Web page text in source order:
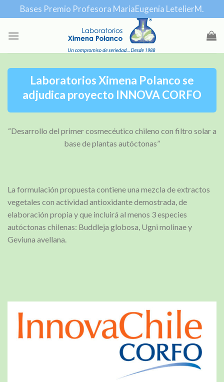
to
content
Bases Premio Profesora MariaEugenia LetelierM.
Laboratorios Ximena Polanco se
adjudica proyecto INNOVA CORFO
“Desarrollo del primer cosmecéutico chileno con filtro solar a
base de plantas autóctonas”
La formulación propuesta contiene una mezcla de extractos
vegetales con actividad antioxidante demostrada, de
elaboración propia y que incluirá al menos 3 especies
autóctonas chilenas: Buddleja globosa, Ugni molinae y
Geviuna avellana.